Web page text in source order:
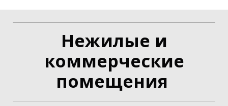
Нежилые и
коммерческие
помещения